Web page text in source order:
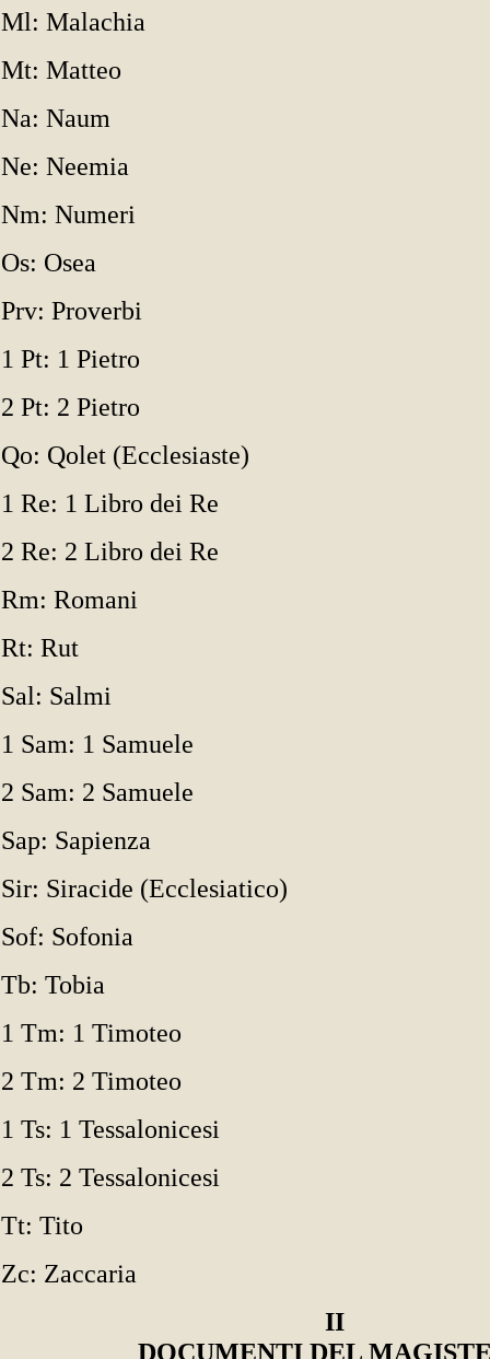
Ml: Malachia
Mt: Matteo
Na: Naum
Ne: Neemia
Nm: Numeri
Os: Osea
Prv: Proverbi
1 Pt: 1 Pietro
2 Pt: 2 Pietro
Qo: Qolet (Ecclesiaste)
1 Re: 1 Libro dei Re
2 Re: 2 Libro dei Re
Rm: Romani
Rt: Rut
Sal: Salmi
1 Sam: 1 Samuele
2 Sam: 2 Samuele
Sap: Sapienza
Sir: Siracide (Ecclesiatico)
Sof: Sofonia
Tb: Tobia
1 Tm: 1 Timoteo
2 Tm: 2 Timoteo
1 Ts: 1 Tessalonicesi
2 Ts: 2 Tessalonicesi
Tt: Tito
Zc: Zaccaria
II
DOCUMENTI DEL